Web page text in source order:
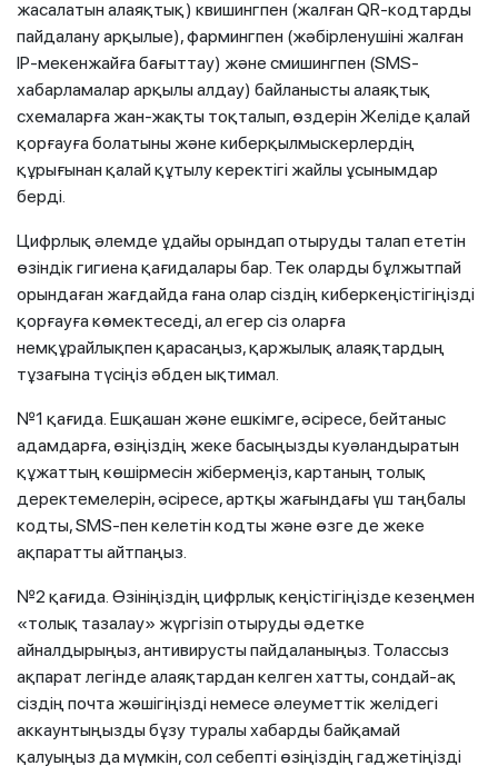
жасалатын алаяқтық) квишингпен (жалған QR-кодтарды
пайдалану арқылые), фармингпен (жәбірленушіні жалған
IP-мекенжайға бағыттау) және смишингпен (SMS-
хабарламалар арқылы алдау) байланысты алаяқтық
схемаларға жан-жақты тоқталып, өздерін Желіде қалай
қорғауға болатыны және киберқылмыскерлердің
құрығынан қалай құтылу керектігі жайлы ұсынымдар
берді.
Цифрлық әлемде ұдайы орындап отыруды талап ететін
өзіндік гигиена қағидалары бар. Тек оларды бұлжытпай
орындаған жағдайда ғана олар сіздің киберкеңістігіңізді
қорғауға көмектеседі, ал егер сіз оларға
немқұрайлықпен қарасаңыз, қаржылық алаяқтардың
тұзағына түсіңіз әбден ықтимал.
№1 қағида. Ешқашан және ешкімге, әсіресе, бейтаныс
адамдарға, өзіңіздің жеке басыңызды куәландыратын
құжаттың көшірмесін жібермеңіз, картаның толық
деректемелерін, әсіресе, артқы жағындағы үш таңбалы
кодты, SMS-пен келетін кодты және өзге де жеке
ақпаратты айтпаңыз.
№2 қағида. Өзініңіздің цифрлық кеңістігіңізде кезеңмен
«толық тазалау» жүргізіп отыруды әдетке
айналдырыңыз, антивирусты пайдаланыңыз. Толассыз
ақпарат легінде алаяқтардан келген хатты, сондай-ақ
сіздің почта жәшігіңізді немесе әлеуметтік желідегі
аккаунтыңызды бұзу туралы хабарды байқамай
қалуыңыз да мүмкін, сол себепті өзіңіздің гаджетіңізді